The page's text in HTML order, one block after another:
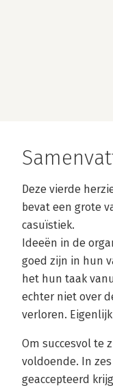
Deze vierde
bevat een grote
casuïstiek.
Ideeën in de
goed zijn in hun
het hun taak
echter niet over
verloren.
Om succesvol te
voldoende. In
geaccepteerd